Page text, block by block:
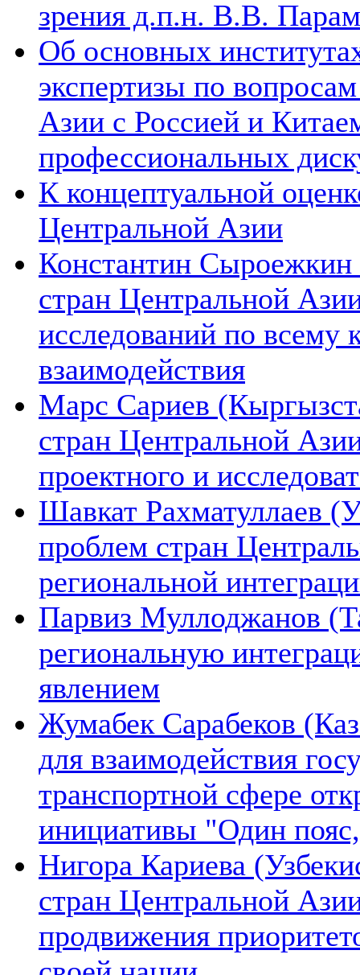
зрения д.п.н. В.В.
Об основных
экспертизы по
Азии с Россией и
профессиональных
К концептуальной
Центральной Азии
Константин Сыроежкин
стран Центральной
исследований по всему
взаимодействия
Марс Сариев
стран Центральной
проектного и
Шавкат Рахматуллаев
проблем стран
региональной
Парвиз Муллоджанов
региональную
явлением
Жумабек Сарабеков
для взаимодействия
транспортной сфере
инициативы "Один
Нигора Кариева
стран Центральной
продвижения